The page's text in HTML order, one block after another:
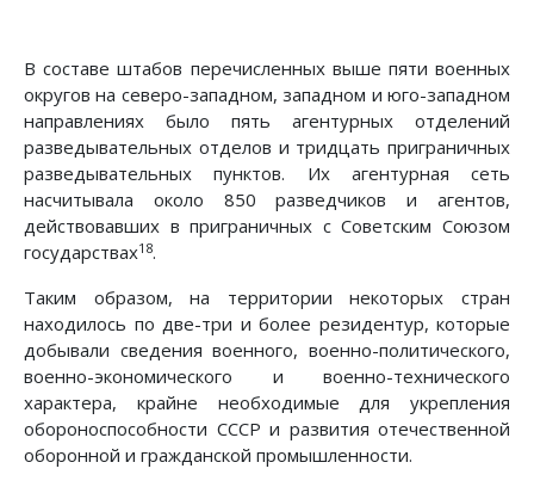
В составе штабов перечисленных выше пяти военных
округов на северо-западном, западном и юго-западном
направлениях было пять агентурных отделений
разведывательных отделов и тридцать приграничных
разведывательных пунктов. Их агентурная сеть
насчитывала около 850 разведчиков и агентов,
действовавших в приграничных с Советским Союзом
государствах18.
Таким образом, на территории некоторых стран
находилось по две-три и более резидентур, которые
добывали сведения военного, военно-политического,
военно-экономического и военно-технического
характера, крайне необходимые для укрепления
обороноспособности СССР и развития отечественной
оборонной и гражданской промышленности.